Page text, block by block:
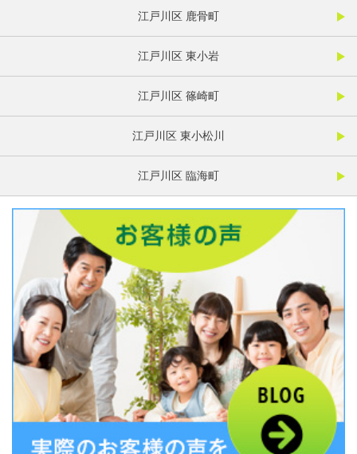
江戸川区 鹿骨町
江戸川区 東小岩
江戸川区 篠崎町
江戸川区 東小松川
江戸川区 臨海町